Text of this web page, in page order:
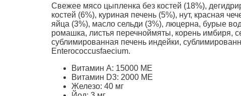
Свежее мясо цыпленка без костей (18%),
костей (6%), куриная печень (5%), нут, красная
яйца (3%), масло сельди (3%), люцерна, бурые
ромашка, листья перечноймяты, корень имбиря,
сублимированная печень индейки,
Enterococcusfaecium.
Витамин А: 15000 МЕ
Витамин D3: 2000 МЕ
Железо: 40 мг